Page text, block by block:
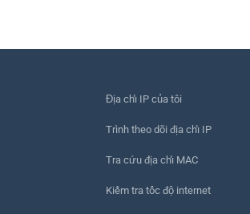
Địa chỉ IP của tôi
Trình theo dõi địa chỉ IP
Tra cứu địa chỉ MAC
Kiểm tra tốc độ internet